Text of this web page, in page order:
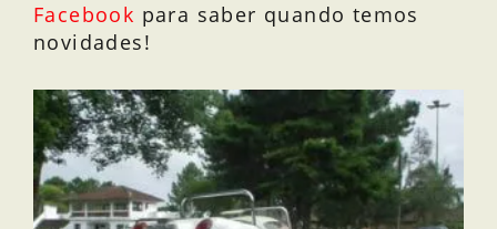
Facebook para saber quando temos
novidades!